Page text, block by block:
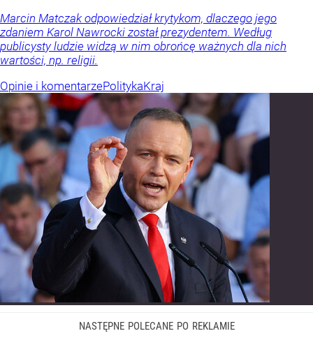
Marcin Matczak odpowiedział krytykom, dlaczego jego
zdaniem Karol Nawrocki został prezydentem. Według
publicysty ludzie widzą w nim obrońcę ważnych dla nich
wartości, np. religii.
Opinie i komentarzePolitykaKraj